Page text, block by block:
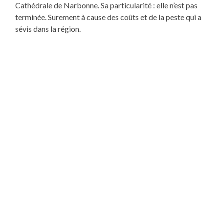
Cathédrale de Narbonne. Sa particularité : elle n’est pas
terminée. Surement à cause des coûts et de la peste qui a
sévis dans la région.